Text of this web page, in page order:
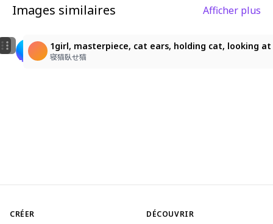
Images similaires Afficher plus
可愛的猫耳少女！
Fafi ❀
猫耳の少女
希貴
1girl, masterpiece, cat ears, holding cat, looking
寝猫臥せ猫
CRÉER DÉCOUVRIR